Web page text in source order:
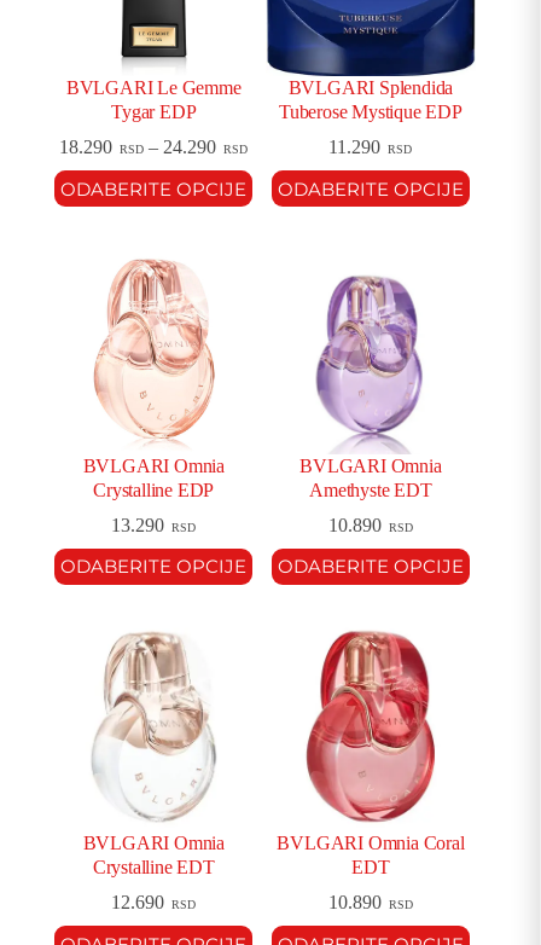
BVLGARI Le Gemme
Tygar EDP
18.290 RSD – 24.290 RSD
ODABERITE OPCIJE
BVLGARI Splendida
Tuberose Mystique EDP
11.290 RSD
ODABERITE OPCIJE
BVLGARI Omnia
Crystalline EDP
13.290 RSD
ODABERITE OPCIJE
BVLGARI Omnia
Amethyste EDT
10.890 RSD
ODABERITE OPCIJE
BVLGARI Omnia
Crystalline EDT
12.690 RSD
BVLGARI Omnia Coral
EDT
10.890 RSD